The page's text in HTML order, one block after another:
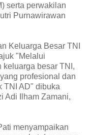
serta perwakilan
Purnawirawan
Keluarga Besar TNI
"Melalui
keluarga besar TNI,
profesional dan
TNI AD" dibuka
Adi Ilham Zamani,
menyampaikan